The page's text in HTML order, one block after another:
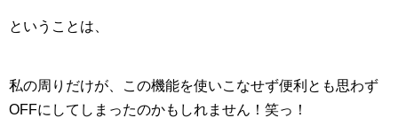
ということは、
私の周りだけが、この機能を使いこなせず便利とも思わず
OFFにしてしまったのかもしれません！笑っ！